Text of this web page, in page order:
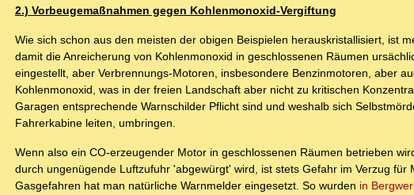
2.) Vorbeugemaßnahmen gegen Kohlenmonoxid-Vergiftung
Wie sich schon aus den meisten der obigen Beispielen herauskristallisiert, ist
damit die Anreicherung von Kohlenmonoxid in geschlossenen Räumen
eingestellt, aber Verbrennungs-Motoren, insbesondere Benzinmotoren, aber
Kohlenmonoxid, was in der freien Landschaft aber nicht zu kritischen
Garagen entsprechende Warnschilder Pflicht sind und weshalb sich
Fahrerkabine leiten, umbringen.
Wenn also ein CO-erzeugender Motor in geschlossenen Räumen betrieben
durch ungenügende Luftzufuhr 'abgewürgt' wird, ist stets Gefahr im Verzug
Gasgefahren hat man natürliche Warnmelder eingesetzt. So wurden in